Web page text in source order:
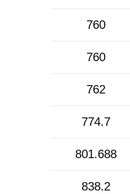
760
760
762
774.7
801.688
838.2